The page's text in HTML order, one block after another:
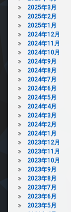
2025年3月
2025年2月
2025年1月
2024年12月
2024年11月
2024年10月
2024年9月
2024年8月
2024年7月
2024年6月
2024年5月
2024年4月
2024年3月
2024年2月
2024年1月
2023年12月
2023年11月
2023年10月
2023年9月
2023年8月
2023年7月
2023年6月
2023年5月